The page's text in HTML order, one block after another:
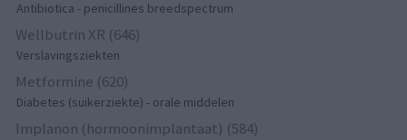
Antibiotica - penicillines breedspectrum
Wellbutrin XR (646)
Verslavingsziekten
Metformine (620)
Diabetes (suikerziekte) - orale middelen
Implanon (hormoonimplantaat) (584)